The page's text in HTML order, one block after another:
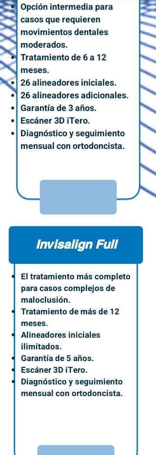
Opción intermedia para
casos que requieren
movimientos dentales
moderados.
Tratamiento de 6 a 12
meses.
26 alineadores iniciales.
26 alineadores adicionales.
Garantía de 3 años.
Escáner 3D iTero.
Diagnóstico y seguimiento
mensual con ortodoncista.
El tratamiento más completo
para casos complejos de
maloclusión.
Tratamiento de más de 12
meses.
Alineadores iniciales
ilimitados.
Garantía de 5 años.
Escáner 3D iTero.
Diagnóstico y seguimiento
mensual con ortodoncista.
Invisalign Full